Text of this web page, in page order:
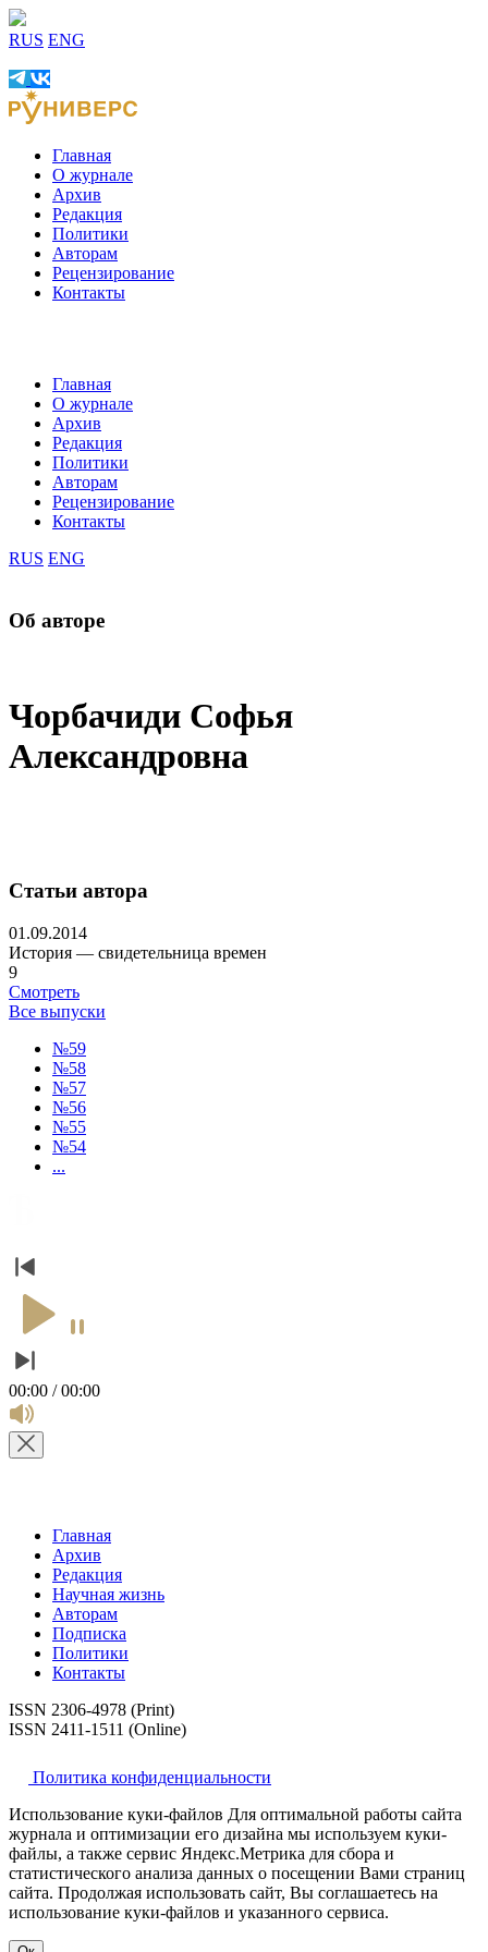
RUS ENG
Главная
О журнале
Архив
Редакция
Политики
Авторам
Рецензирование
Контакты
Главная
О журнале
Архив
Редакция
Политики
Авторам
Рецензирование
Контакты
RUS ENG
Об авторе
Чорбачиди Софья
Александровна
Статьи автора
01.09.2014
История — свидетельница времен
9
Смотреть
Все выпуски
№59
№58
№57
№56
№55
№54
...
00:00 / 00:00
Главная
Архив
Редакция
Научная жизнь
Авторам
Подписка
Политики
Контакты
ISSN 2306-4978 (Print)
ISSN 2411-1511 (Online)
Политика конфиденциальности
Использование куки-файлов Для оптимальной работы сайта
журнала и оптимизации его дизайна мы используем куки-
файлы, а также сервис Яндекс.Метрика для сбора и
статистического анализа данных о посещении Вами страниц
сайта. Продолжая использовать сайт, Вы соглашаетесь на
использование куки-файлов и указанного сервиса.